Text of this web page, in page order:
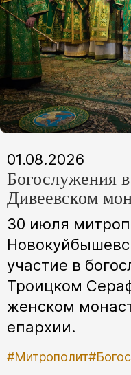
01.08.2026
Богослужения
Дивеевском
30 июля
участие в
Троицком
женском
епархии.
#Митрополит